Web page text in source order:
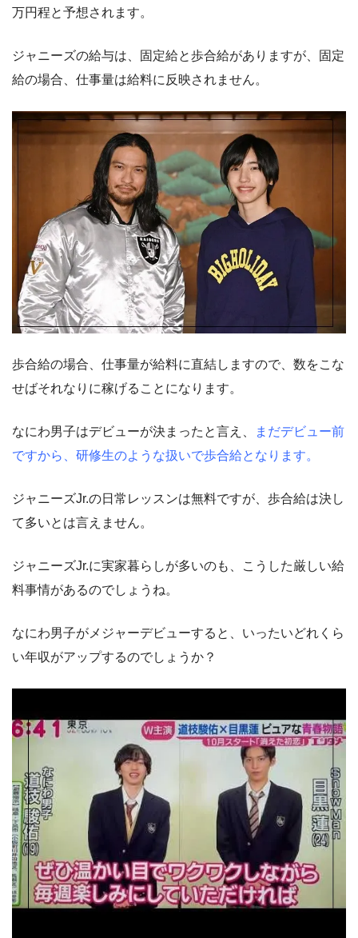
万円程と予想されます。
ジャニーズの給与は、固定給と歩合給がありますが、固定
給の場合、仕事量は給料に反映されません。
歩合給の場合、仕事量が給料に直結しますので、数をこな
せばそれなりに稼げることになります。
なにわ男子はデビューが決まったと言え、
まだデビュー前
ですから、研修生のような扱いで歩合給となります。
ジャニーズJr.の日常レッスンは無料ですが、歩合給は決し
て多いとは言えません。
ジャニーズJr.に実家暮らしが多いのも、こうした厳しい給
料事情があるのでしょうね。
なにわ男子がメジャーデビューすると、いったいどれくら
い年収がアップするのでしょうか？